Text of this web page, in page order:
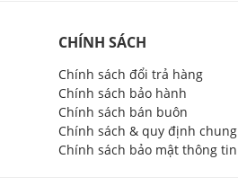
CHÍNH SÁCH
Chính sách đổi trả hàng
Chính sách bảo hành
Chính sách bán buôn
Chính sách & quy định chung
Chính sách bảo mật thông tin